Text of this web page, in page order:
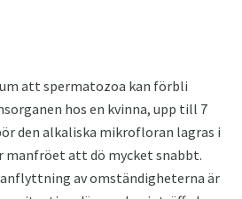
att spermatozoa kan förbli
hos en kvinna, upp till 7
den alkaliska mikrofloran lagras i
manfröet att dö mycket snabbt.
av omständigheterna är